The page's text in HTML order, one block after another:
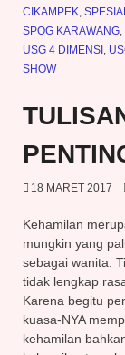
CIKAMPEK
SPOG KARAWANG
USG 4 DIMENSI
SHOW
18 MARET 2017
Kehamilan
mungkin yang
sebagai wanita.
tidak lengkap
Karena begitu
kuasa-NYA
kehamilan